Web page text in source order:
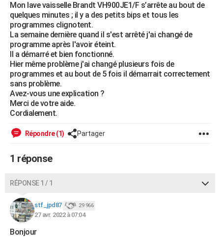
Forum
Aménagement intérieur
Extérieur
Cuisine
Salle de bains
Jardinage
Rangement
WEEK-END
Guides de France
Escapades
Patrimoine
Expositions
Musées
Week-end nature
+LIFESTYLE
Art de vivre
Bien-être
Loisirs
Mode
Modes de vie
SANTE
Alimentation
Guide de la santé
Maladies
Médicaments
Sommeil
VOYAGE
Destinations
City break
Voyage nature
Voyage de noces
Forum
Climat
+PHOTO
BONS PLANS
CARTE DE VOEUX
DICTIONNAIRE
PROGRAMME TV
COPAINS D'AVANT
S'inscrire
Se connecter
Lycées
Collèges
Primaires
Universités
Entreprises
Service militaire
Avis de recherche
AVIS DE DÉCÈS
Mon lave vaisselle Brandt VH900JE1/F s’arrête au bout de
quelques minutes ; il y a des petits bips et tous les
programmes clignotent.
La semaine dernière quand il s'est arrêté j'ai changé de
programme après l'avoir éteint.
Il a démarré et bien fonctionné.
Hier même problème j'ai changé plusieurs fois de
programmes et au bout de 5 fois il démarrait correctement
sans problème.
Avez-vous une explication ?
Merci de votre aide.
Cordialement.
Répondre (1) Partager
1 réponse
RÉPONSE 1 / 1
stf_jpd87 29 966
27 avr. 2022 à 07:04
Bonjour